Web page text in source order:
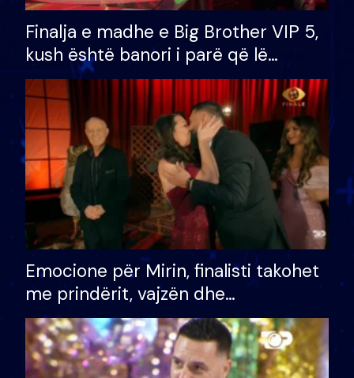
Finalja e madhe e Big Brother VIP 5,
kush është banori i parë që lë
shtëpinë dhe humb mundësinë për
të fituar çmimin e madh
Emocione për Mirin, finalisti takohet
me prindërit, vajzën dhe
bashkëshorten: S’kemi ndonjë letër
divorci apo jo?